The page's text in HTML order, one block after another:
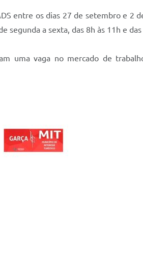
entre os dias 27 de setembro e 2
segunda a sexta, das 8h às 11h e das
uma vaga no mercado de